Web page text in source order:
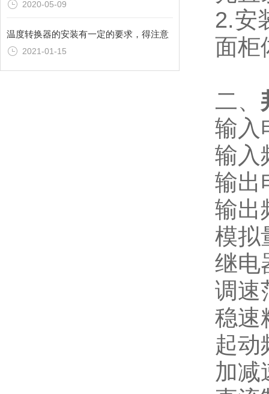
2020-05-09
温度转换器的安装有一定的要求，得注意
2021-01-15
2.安
面柜
二、
输入
输入
输出
输出
模拟
继电
调速
稳速
起动
加减